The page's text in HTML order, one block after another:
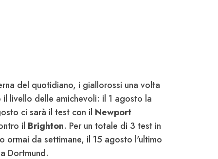
del quotidiano, i giallorossi una volta
livello delle amichevoli: il 1 agosto la
ci sarà il test con il Newport
il Brighton. Per un totale di 3 test in
ormai da settimane, il 15 agosto l'ultimo
Dortmund.